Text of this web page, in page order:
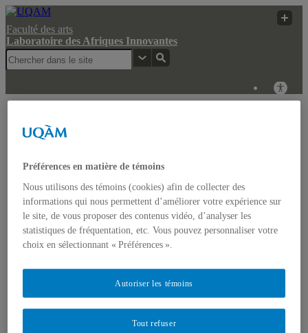
Faculté des arts
Laboratoire des Afriques Innovantes
Actualités
Colloque: REGARDS COMPARATISTES SUR LES
IMAGINAIRES NON-DOMINANTS EN AFRIQUE ET
DANS LES AMÉRIQUES
Accueil
Bulletin Bandung Spirit
Qui sommes-nous ?
Membres de l’UQÀM
Monia Abdallah
Préférences en matière de témoins
Nous utilisons des témoins (cookies) afin de collecter des
informations qui nous permettent d’améliorer votre expérience sur
le site, de vous proposer des contenus vidéo, d’analyser les
statistiques de fréquentation, etc. Vous pouvez personnaliser votre
choix en sélectionnant « Préférences ».
Tout refuser
Autoriser les témoins